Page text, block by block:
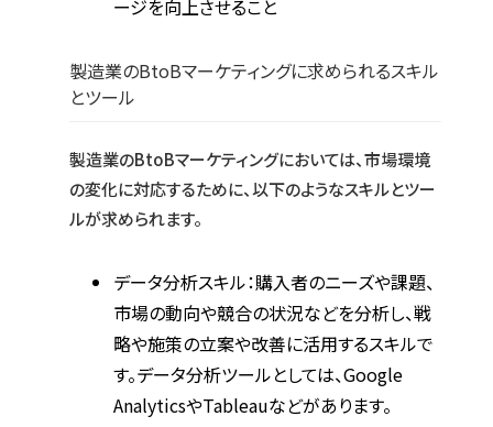
ージを向上させること
製造業のBtoBマーケティングに求められるスキル
とツール
製造業のBtoBマーケティングにおいては、市場環境
の変化に対応するために、以下のようなスキルとツー
ルが求められます。
データ分析スキル：購入者のニーズや課題、
市場の動向や競合の状況などを分析し、戦
略や施策の立案や改善に活用するスキルで
す。データ分析ツールとしては、Google
AnalyticsやTableauなどがあります。